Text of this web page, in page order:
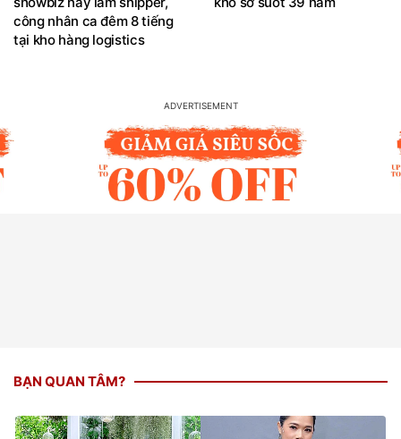
công nhân ca đêm 8 tiếng
tại kho hàng logistics
BẠN QUAN TÂM?